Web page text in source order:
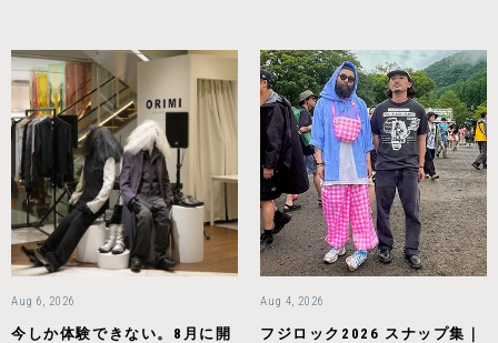
Aug 6, 2026
今しか体験できない。8月に開
Aug 4, 2026
フジロック2026 スナップ集｜